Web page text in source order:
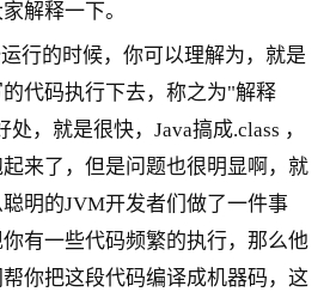
解释一下。
行的时候，你可以理解为，就是
代码执行下去，称之为"解释
，就是很快，Java搞成.class ，
来了，但是问题也很明显啊，就
明的JVM开发者们做了一件事
有一些代码频繁的执行，那么他
你把这段代码编译成机器码，这